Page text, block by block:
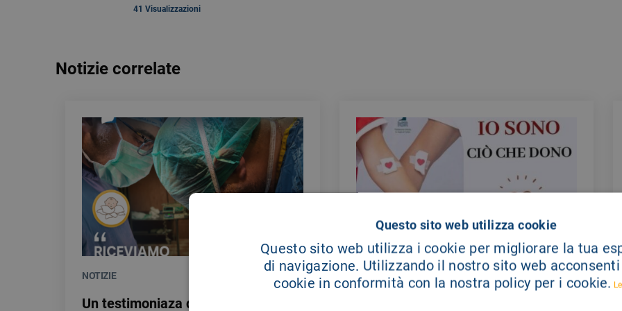
41 Visualizzazioni
Notizie correlate
NOTIZIE 28/07/2026
Un testimoniaza di gratitudine per
COMUNICATI STAMPA 23/07/2026
Questo sito web utilizza cookie
Questo sito web utilizza i cookie per migliorare la tua
di navigazione. Utilizzando il nostro sito web
cookie in conformità con la nostra policy per i cookie.